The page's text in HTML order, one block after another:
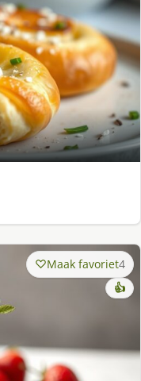
Maak favoriet4
👍